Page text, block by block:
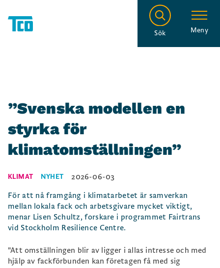
Sök Meny
”Svenska modellen en
styrka för
klimatomställningen”
KLIMAT NYHET
2026-06-03
För att nå framgång i klimatarbetet är samverkan
mellan lokala fack och arbetsgivare mycket viktigt,
menar Lisen Schultz, forskare i programmet Fairtrans
vid Stockholm Resilience Centre.
"Att omställningen blir av ligger i allas intresse och med
hjälp av fackförbunden kan företagen få med sig